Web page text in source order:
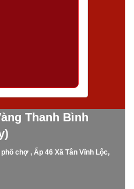
Thanh Bình
chợ , Ấp 46 Xã Tân Vĩnh Lộc,